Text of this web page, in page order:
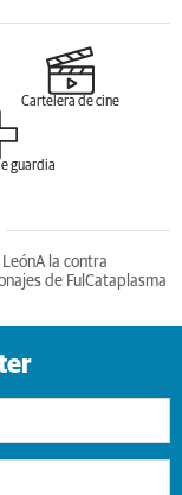
Cartelera de cine
guardia
A la contra
de Ful Cataplasma